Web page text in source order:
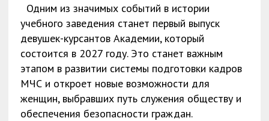
Одним из значимых событий в истории
учебного заведения станет первый выпуск
девушек-курсантов Академии, который
состоится в 2027 году. Это станет важным
этапом в развитии системы подготовки кадров
МЧС и откроет новые возможности для
женщин, выбравших путь служения обществу и
обеспечения безопасности граждан.